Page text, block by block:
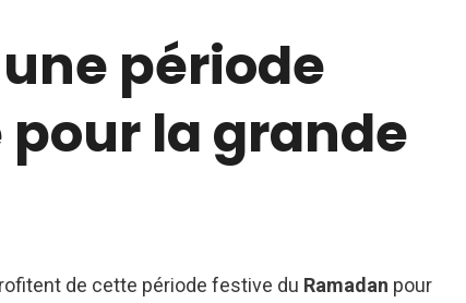
période
la grande
de cette période festive du Ramadan pour